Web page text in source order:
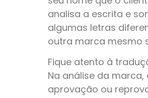
analisa a escrita e
algumas letras
outra marca mesmo
Fique atento à
Na análise da
aprovação ou